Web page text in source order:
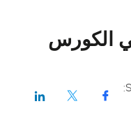
الكورس